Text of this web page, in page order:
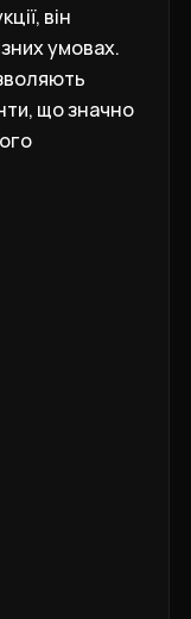
він
умовах.
що значно